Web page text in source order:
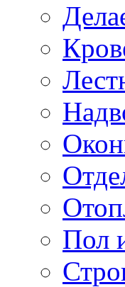
Пол